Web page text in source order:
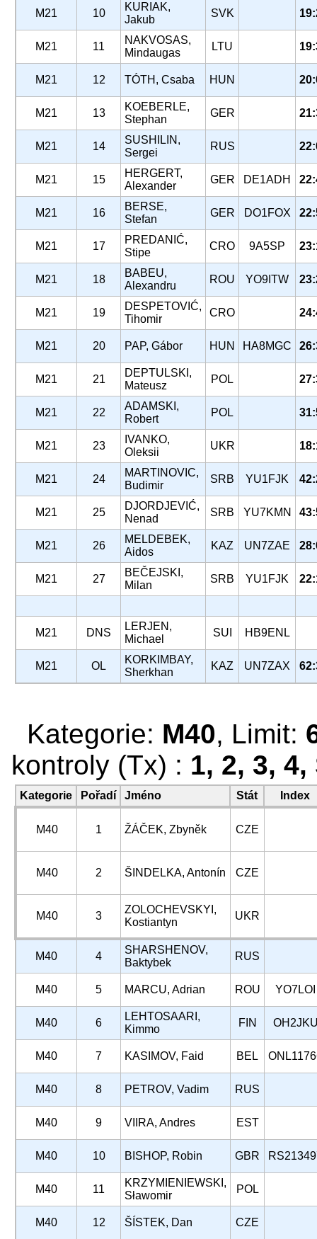
M21 10
KURIAK,
Jakub
SVK
M21 11
NAKVOSAS,
Mindaugas
LTU
M21 12 TÓTH, Csaba HUN
M21 13
KOEBERLE,
Stephan
GER
M21 14
SUSHILIN,
Sergei
RUS
M21 15
HERGERT,
Alexander
GER DE1ADH
M21 16
BERSE,
Stefan
GER DO1FOX
M21 17
PREDANIĆ,
Stipe
CRO 9A5SP
M21 18
BABEU,
Alexandru
ROU YO9ITW
M21 19
DESPETOVIĆ,
Tihomir
CRO
M21 20 PAP, Gábor HUN HA8MGC
M21 21
DEPTULSKI,
Mateusz
POL
M21 22
ADAMSKI,
Robert
POL
M21 23
IVANKO,
Oleksii
UKR
M21 24
MARTINOVIC,
Budimir
SRB YU1FJK
M21 25
DJORDJEVIĆ,
Nenad
SRB YU7KMN
M21 26
MELDEBEK,
Aidos
KAZ UN7ZAE
M21 27
BEČEJSKI,
Milan
SRB YU1FJK
M21 DNS
LERJEN,
Michael
SUI HB9ENL
M21 OL
KORKIMBAY,
Sherkhan
KAZ UN7ZAX
Kategorie: M40, Limit:
kontroly (Tx) : 1, 2, 3, 4,
Kategorie Pořadí Jméno Stát Index
M40 1 ŽÁČEK, Zbyněk CZE
M40 2 ŠINDELKA, Antonín CZE
M40 3
ZOLOCHEVSKYI,
Kostiantyn
UKR
M40 4
SHARSHENOV,
Baktybek
RUS
M40 5 MARCU, Adrian ROU YO7LOI
M40 6
LEHTOSAARI,
Kimmo
FIN
M40 7 KASIMOV, Faid BEL
M40 8 PETROV, Vadim RUS
M40 9 VIIRA, Andres EST
M40 10 BISHOP, Robin GBR
M40 11
KRZYMIENIEWSKI,
Sławomir
POL
M40 12 ŠÍSTEK, Dan CZE